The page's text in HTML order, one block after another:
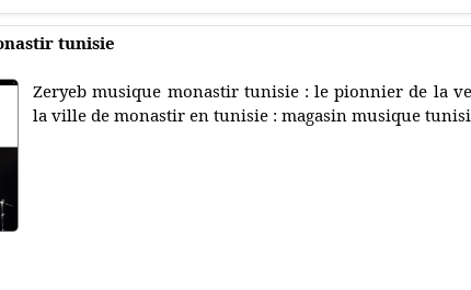
tunisie
Zeryeb musique monastir tunisie : le pionnier de la
la ville de monastir en tunisie : magasin musique